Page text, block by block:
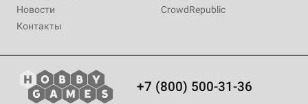
Новости
Контакты
CrowdRepublic
+7 (800) 500-31-36